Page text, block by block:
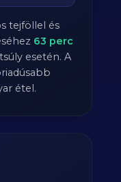
tejföllel és
63 perc
esetén. A
étel.